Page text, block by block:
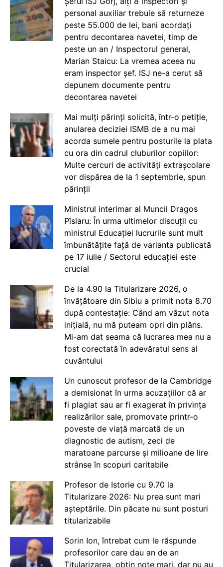
personal auxiliar trebuie să returneze
peste 55.000 de lei, bani acordați
pentru decontarea navetei, timp de
peste un an / Inspectorul general,
Marian Staicu: La vremea aceea nu
eram inspector șef. ISJ ne-a cerut să
depunem documente pentru
decontarea navetei
Mai mulți părinți solicită, într-o petiție,
anularea deciziei ISMB de a nu mai
acorda sumele pentru posturile la plata
cu ora din cadrul cluburilor copiilor:
Multe cercuri de activități extrașcolare
vor dispărea de la 1 septembrie, spun
părinții
Ministrul interimar al Muncii Dragos
Pîslaru: În urma ultimelor discuții cu
ministrul Educației lucrurile sunt mult
îmbunătățite față de varianta publicată
pe 17 iulie / Sectorul educației este
crucial
De la 4.90 la Titularizare 2026, o
învățătoare din Sibiu a primit nota 8.70
după contestație: Când am văzut nota
inițială, nu mă puteam opri din plâns.
Mi-am dat seama că lucrarea mea nu a
fost corectată în adevăratul sens al
cuvântului
Un cunoscut profesor de la Cambridge
a demisionat în urma acuzațiilor că ar
fi plagiat sau ar fi exagerat în privința
realizărilor sale, promovate printr-o
poveste de viață marcată de un
diagnostic de autism, zeci de
maratoane parcurse și milioane de lire
strânse în scopuri caritabile
Profesor de Istorie cu 9.70 la
Titularizare 2026: Nu prea sunt mari
așteptările. Din păcate nu sunt posturi
titularizabile
Sorin Ion, întrebat cum le răspunde
profesorilor care dau an de an
Titularizarea, obțin note mari, dar nu au